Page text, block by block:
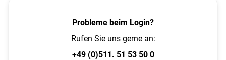
Probleme beim Login?
Rufen Sie uns gerne an:
+49 (0)511. 51 53 50 0